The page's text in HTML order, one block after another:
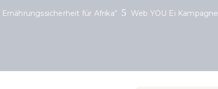
für Afrika“ Web YOU Ei Kampagne